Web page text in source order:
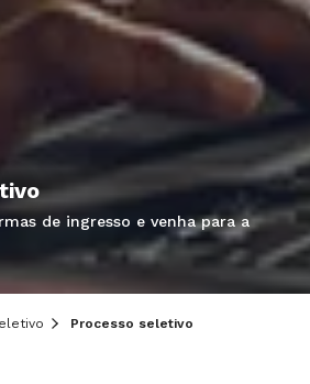
de ingresso e venha para a
Processo seletivo